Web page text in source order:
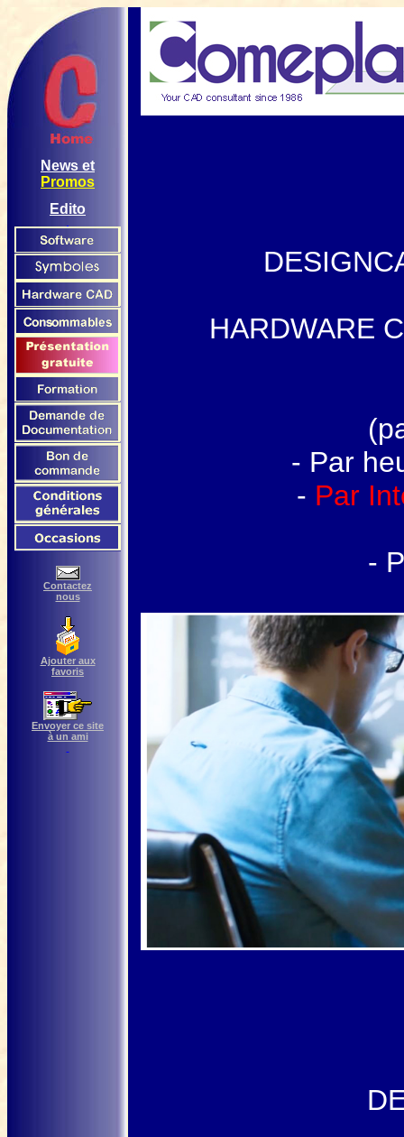
News et
Promos
Edito
Contactez
nous
Ajouter aux
favoris
Envoyer ce site
à un ami
HARDWARE
- Par
- Par
-